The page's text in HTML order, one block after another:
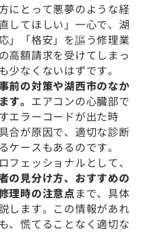
にとって悪夢のような経
してほしい」一心で、湖
」「格安」を謳う修理業
高額請求を受けてしまっ
少なくないはずです。
前の対策や湖西市のなか
す。 エアコンの心臓部で
エラーコードが出た時
合が原因で、適切な診断
ケースもあるのです。
ェッショナルとして、
の見分け方、おすすめの
理時の注意点まで、具体
します。この情報があれ
、慌てることなく適切な